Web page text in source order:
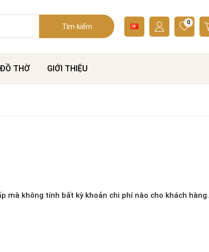
Tìm kiếm 0
ĐỒ THỜ GIỚI THIỆU
mà không tính bất kỳ khoản chi phí nào cho khách hàng.